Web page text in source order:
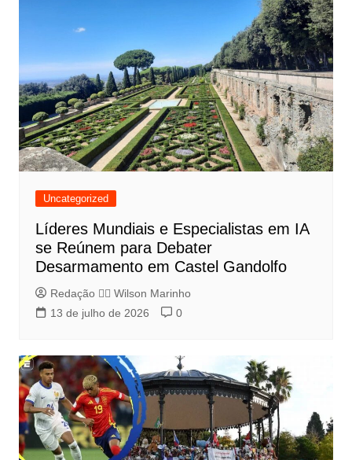
Uncategorized
Líderes Mundiais e Especialistas em IA
se Reúnem para Debater
Desarmamento em Castel Gandolfo
Redação 👨‍⚖️​ Wilson Marinho
13 de julho de 2026
0